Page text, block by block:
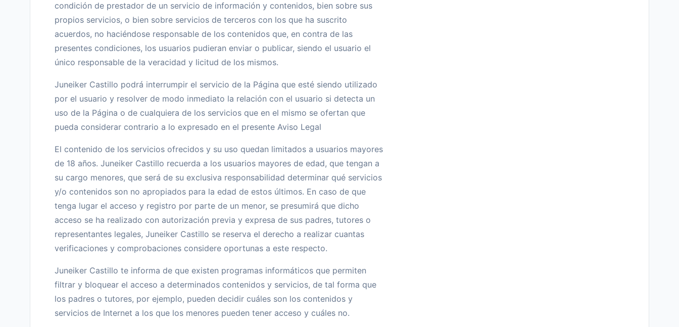
condición de prestador de un servicio de información y contenidos, bien sobre sus
propios servicios, o bien sobre servicios de terceros con los que ha suscrito
acuerdos, no haciéndose responsable de los contenidos que, en contra de las
presentes condiciones, los usuarios pudieran enviar o publicar, siendo el usuario el
único responsable de la veracidad y licitud de los mismos.
Juneiker Castillo podrá interrumpir el servicio de la Página que esté siendo utilizado
por el usuario y resolver de modo inmediato la relación con el usuario si detecta un
uso de la Página o de cualquiera de los servicios que en el mismo se ofertan que
pueda considerar contrario a lo expresado en el presente Aviso Legal
El contenido de los servicios ofrecidos y su uso quedan limitados a usuarios mayores
de 18 años. Juneiker Castillo recuerda a los usuarios mayores de edad, que tengan a
su cargo menores, que será de su exclusiva responsabilidad determinar qué servicios
y/o contenidos son no apropiados para la edad de estos últimos. En caso de que
tenga lugar el acceso y registro por parte de un menor, se presumirá que dicho
acceso se ha realizado con autorización previa y expresa de sus padres, tutores o
representantes legales, Juneiker Castillo se reserva el derecho a realizar cuantas
verificaciones y comprobaciones considere oportunas a este respecto.
Juneiker Castillo te informa de que existen programas informáticos que permiten
filtrar y bloquear el acceso a determinados contenidos y servicios, de tal forma que
los padres o tutores, por ejemplo, pueden decidir cuáles son los contenidos y
servicios de Internet a los que los menores pueden tener acceso y cuáles no.